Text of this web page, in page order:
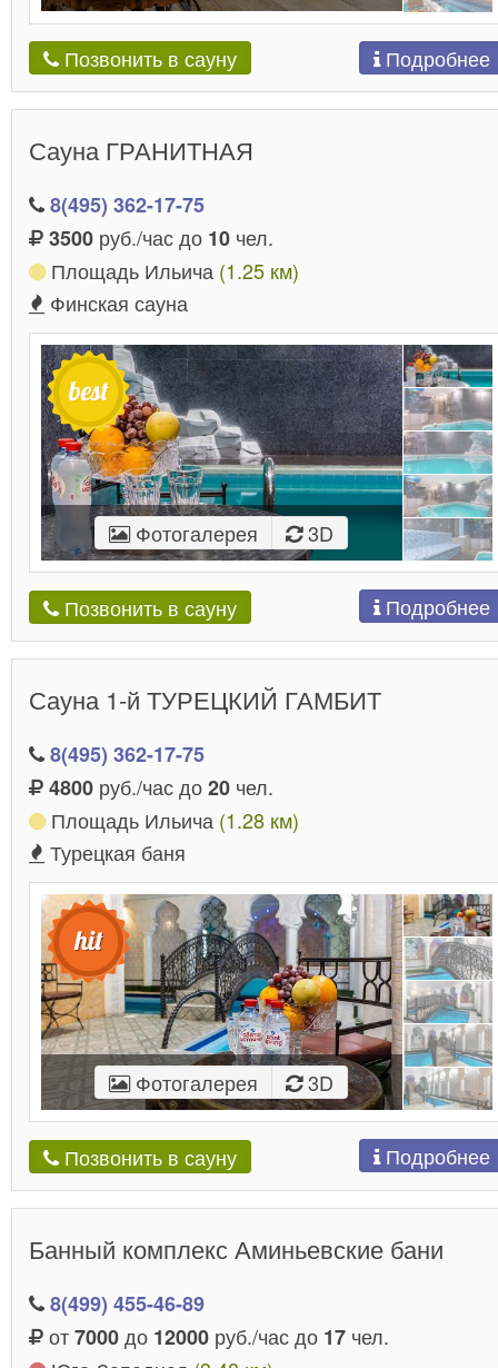
Позвонить в сауну Подробнее
Сауна ГРАНИТНАЯ
8(495) 362-17-75
3500 руб./час до 10 чел.
Площадь Ильича (1.25 км)
Финская сауна
Фотогалерея 3D
Позвонить в сауну Подробнее
Сауна 1-й ТУРЕЦКИЙ ГАМБИТ
8(495) 362-17-75
4800 руб./час до20 чел.
Площадь Ильича (1.28 км)
Турецкая баня
Фотогалерея 3D
Позвонить в сауну Подробнее
Банный комплекс Аминьевские бани
8(499) 455-46-89
от7000до 12000 руб./час до 17 чел.